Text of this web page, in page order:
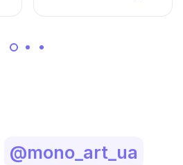
@mono_art_ua